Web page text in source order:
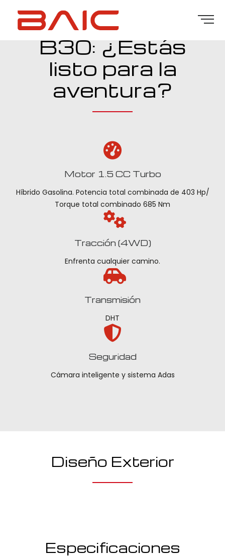
B30: ¿Estás
listo para la
aventura?
Motor 1.5 CC Turbo
Híbrido Gasolina. Potencia total combinada de 403 Hp/
Torque total combinado 685 Nm
Tracción (4WD)
Enfrenta cualquier camino.
Transmisión
DHT
Seguridad
Cámara inteligente y sistema Adas
Diseño Exterior
Especificaciones